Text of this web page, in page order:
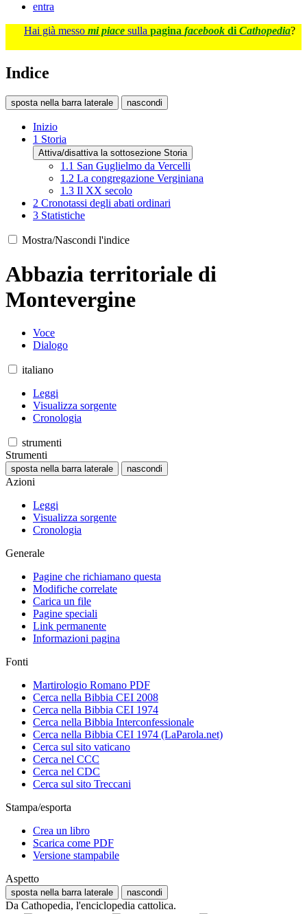
entra
Hai già messo mi piace sulla pagina facebook di Cathopedia?
Indice
sposta nella barra laterale nascondi
Inizio
1 Storia
Attiva/disattiva la sottosezione Storia
1.1 San Guglielmo da Vercelli
1.2 La congregazione Verginiana
1.3 Il XX secolo
2 Cronotassi degli abati ordinari
3 Statistiche
Mostra/Nascondi l'indice
Abbazia territoriale di
Montevergine
Voce
Dialogo
italiano
Leggi
Visualizza sorgente
Cronologia
strumenti
Strumenti
sposta nella barra laterale nascondi
Azioni
Leggi
Visualizza sorgente
Cronologia
Generale
Pagine che richiamano questa
Modifiche correlate
Carica un file
Pagine speciali
Link permanente
Informazioni pagina
Fonti
Martirologio Romano PDF
Cerca nella Bibbia CEI 2008
Cerca nella Bibbia CEI 1974
Cerca nella Bibbia Interconfessionale
Cerca nella Bibbia CEI 1974 (LaParola.net)
Cerca sul sito vaticano
Cerca nel CCC
Cerca nel CDC
Cerca sul sito Treccani
Stampa/esporta
Crea un libro
Scarica come PDF
Versione stampabile
Aspetto
sposta nella barra laterale nascondi
Da Cathopedia, l'enciclopedia cattolica.